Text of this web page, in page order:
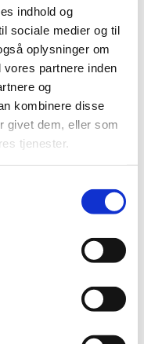
indhold og
sociale medier og til
oplysninger om
partnere inden
og
kombinere disse
givet dem, eller som
tjenester.
lille
er 10 år,
at sætte
kirkegården og